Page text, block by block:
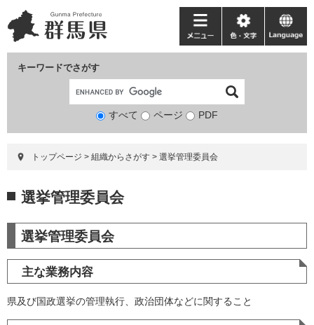
ー
ジ
ニ
ュ
て
キーワードでさがす
検
象
すべて ページ PDF
メ
ニ
ー
色・
文
language
トップページ > 組織からさがす > 選挙管理委員会
文 選挙管理委員会
選挙管理委員会
主な業務内容
県及び国政選挙の管理執行、政治団体などに関すること